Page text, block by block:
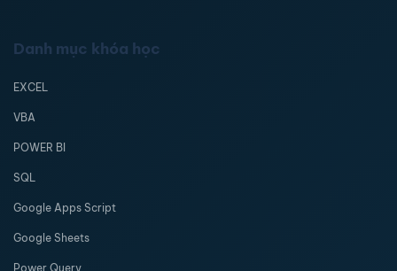
Danh mục khóa học
EXCEL
VBA
POWER BI
SQL
Google Apps Script
Google Sheets
Power Query